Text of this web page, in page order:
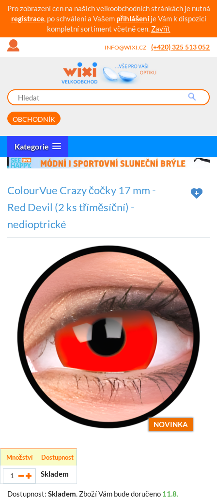
Pro zobrazení cen na našich velkoobchodních stránkách je nutná
registrace, po schválení a Vašem přihlášeníje Vám k dispozici
kompletní sortiment včetně cen. Zavřít
INFO@WIXI.CZ (+420) 325 513 052
OBCHODNÍK
Kategorie
ColourVue Crazy čočky 17 mm -
Red Devil (2 ks tříměsíční) -
nedioptrické
NOVINKA
Množství Dostupnost
Skladem
Dostupnost: Skladem. Zboží Vám bude doručeno 11.8.